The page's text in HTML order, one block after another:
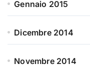
Gennaio 2015
Dicembre 2014
Novembre 2014